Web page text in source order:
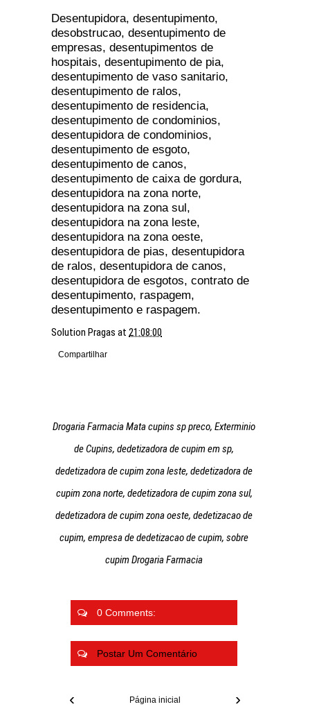
Desentupidora, desentupimento,
desobstrucao, desentupimento de
empresas, desentupimentos de
hospitais, desentupimento de pia,
desentupimento de vaso sanitario,
desentupimento de ralos,
desentupimento de residencia,
desentupimento de condominios,
desentupidora de condominios,
desentupimento de esgoto,
desentupimento de canos,
desentupimento de caixa de gordura,
desentupidora na zona norte,
desentupidora na zona sul,
desentupidora na zona leste,
desentupidora na zona oeste,
desentupidora de pias, desentupidora
de ralos, desentupidora de canos,
desentupidora de esgotos, contrato de
desentupimento, raspagem,
desentupimento e raspagem.
Solution Pragas at 21:08:00
Compartilhar
Drogaria Farmacia Mata cupins sp preco, Exterminio
de Cupins, dedetizadora de cupim em sp,
dedetizadora de cupim zona leste, dedetizadora de
cupim zona norte, dedetizadora de cupim zona sul,
dedetizadora de cupim zona oeste, dedetizacao de
cupim, empresa de dedetizacao de cupim, sobre
cupim Drogaria Farmacia
0 Comments:
Postar Um Comentário
‹ ›
Página inicial